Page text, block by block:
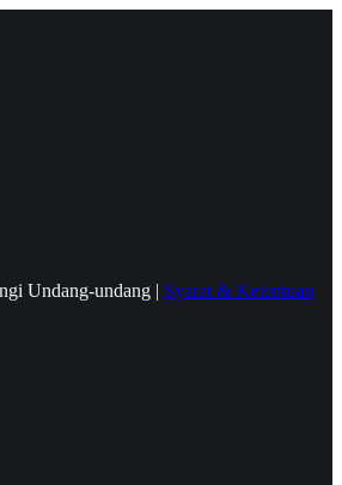
Undang-undang | Syarat & Ketentuan